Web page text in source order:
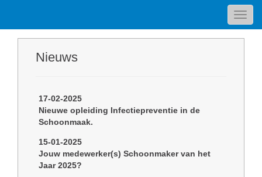
Nieuws
17-02-2025
Nieuwe opleiding Infectiepreventie in de
Schoonmaak.
15-01-2025
Jouw medewerker(s) Schoonmaker van het
Jaar 2025?